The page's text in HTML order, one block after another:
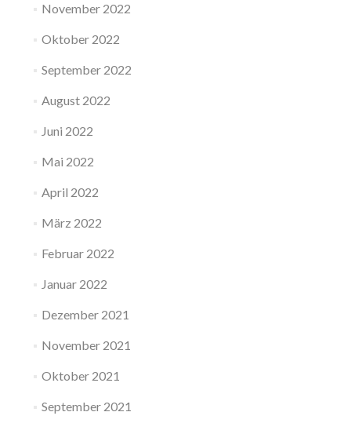
November 2022
Oktober 2022
September 2022
August 2022
Juni 2022
Mai 2022
April 2022
März 2022
Februar 2022
Januar 2022
Dezember 2021
November 2021
Oktober 2021
September 2021